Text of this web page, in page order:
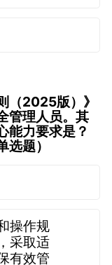
（2025版）》
管理人员。其
能力要求是？
选题）
操作规
采取适
有效管